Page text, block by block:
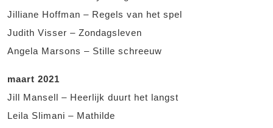
Jilliane Hoffman – Regels van het spel
Judith Visser – Zondagsleven
Angela Marsons – Stille schreeuw
maart 2021
Jill Mansell – Heerlijk duurt het langst
Leila Slimani – Mathilde